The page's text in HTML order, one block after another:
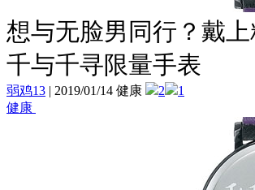
想与无脸男同行？戴
千与千寻限量手表
弱鸡13 | 2019/01/14 健康 2
1
健康